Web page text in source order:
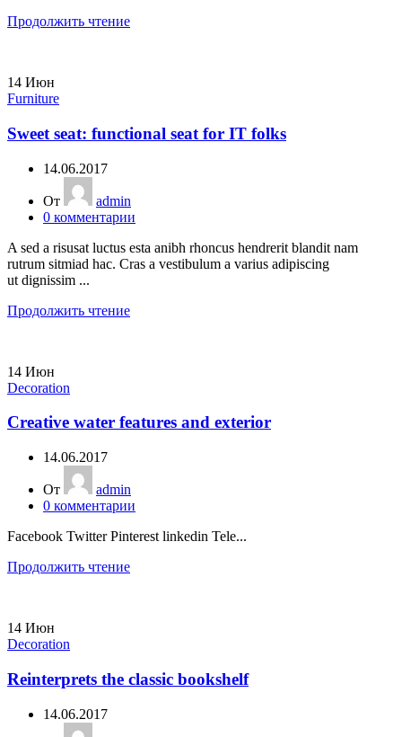
Продолжить чтение
14 Июн
Furniture
Sweet seat: functional seat for IT folks
14.06.2017
От
admin
0 комментарии
A sed a risusat luctus esta anibh rhoncus hendrerit blandit nam
rutrum sitmiad hac. Cras a vestibulum a varius adipiscing
ut dignissim ...
Продолжить чтение
14 Июн
Decoration
Creative water features and exterior
14.06.2017
От
admin
0 комментарии
Facebook Twitter Pinterest linkedin Tele...
Продолжить чтение
14 Июн
Decoration
Reinterprets the classic bookshelf
14.06.2017